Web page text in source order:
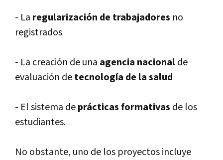
- La regularización de trabajadores no
registrados
- La creación de una agencia nacionalde
evaluación detecnologí­a de la salud
- El sistema deprácticas formativas de los
estudiantes.
No obstante, uno de los proyectos incluye